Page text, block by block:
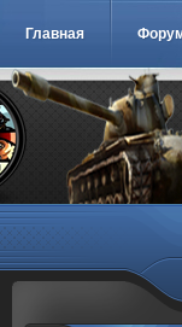
Главная